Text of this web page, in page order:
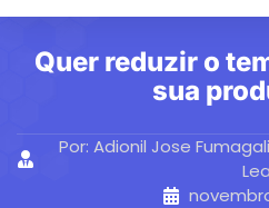
Quer reduzir o
sua
Por: Adionil Jose